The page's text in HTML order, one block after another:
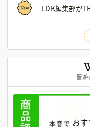
LDK編集部が
晋遊